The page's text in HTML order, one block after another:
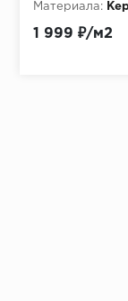
Материала:
1 999 ₽/м2